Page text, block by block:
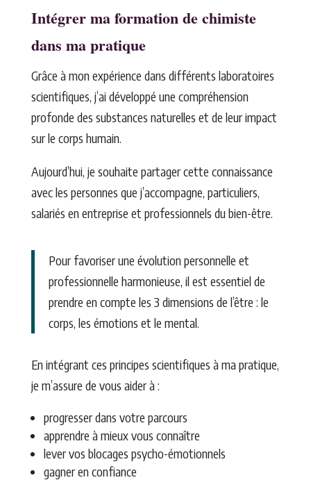
Intégrer ma formation de chimiste
dans ma pratique
Grâce à mon expérience dans différents laboratoires
scientifiques, j’ai développé une compréhension
profonde des substances naturelles et de leur impact
sur le corps humain.
Aujourd’hui, je souhaite partager cette connaissance
avec les personnes que j’accompagne, particuliers,
salariés en entreprise et professionnels du bien-être.
Pour favoriser une évolution personnelle et
professionnelle harmonieuse, il est essentiel de
prendre en compte les 3 dimensions de l’être : le
corps, les émotions et le mental.
En intégrant ces principes scientifiques à ma pratique,
je m’assure de vous aider à :
progresser dans votre parcours
apprendre à mieux vous connaître
lever vos blocages psycho-émotionnels
gagner en confiance